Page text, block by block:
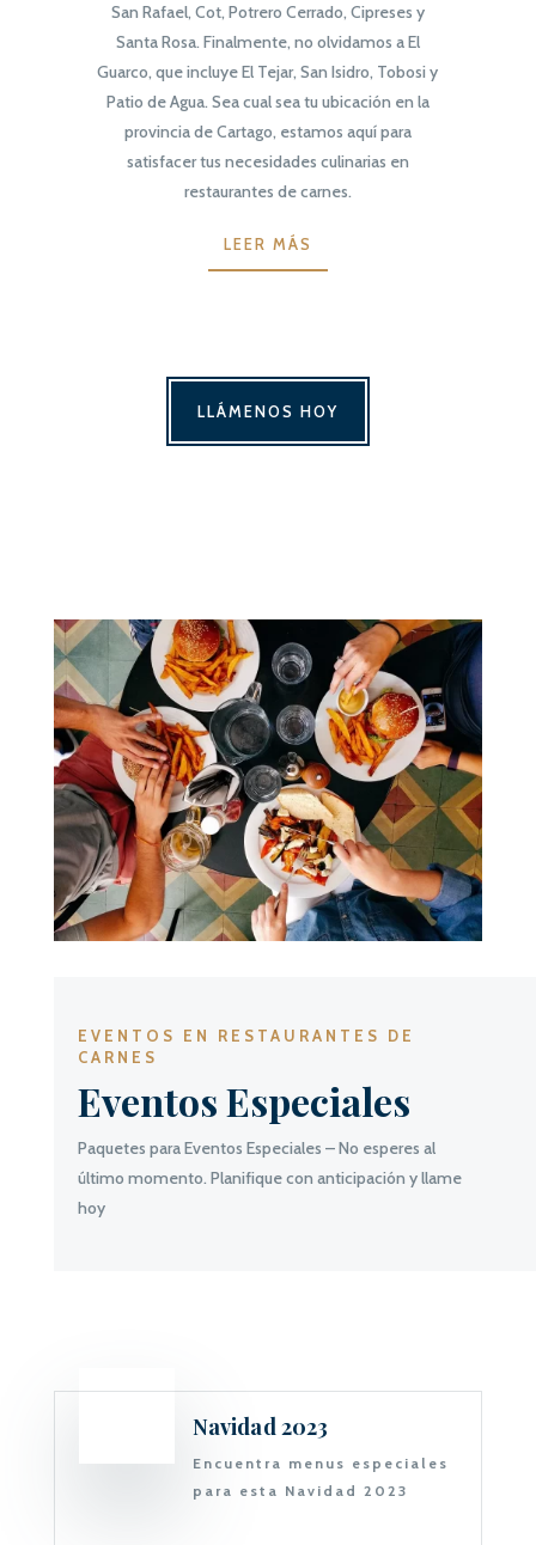
San Rafael, Cot, Potrero Cerrado, Cipreses y
Santa Rosa. Finalmente, no olvidamos a El
Guarco, que incluye El Tejar, San Isidro, Tobosi y
Patio de Agua. Sea cual sea tu ubicación en la
provincia de Cartago, estamos aquí para
satisfacer tus necesidades culinarias en
restaurantes de carnes.
LEER MÁS
LLÁMENOS HOY
EVENTOS EN RESTAURANTES DE
CARNES
Eventos Especiales
Paquetes para Eventos Especiales – No esperes al
último momento. Planifique con anticipación y llame
hoy
Navidad 2023
Encuentra menus especiales
para esta Navidad 2023